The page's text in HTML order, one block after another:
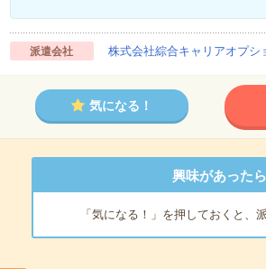
派遣会社 株式会社綜合キャリアオプ
気になる！
興味があった
「気になる！」を押しておくと、